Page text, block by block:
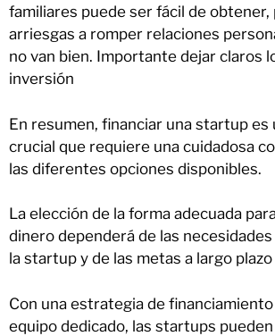
familiares puede ser fácil de obtener,
arriesgas a romper relaciones
no van bien. Importante dejar claros
inversión
En resumen, financiar una startup es
crucial que requiere una cuidadosa
las diferentes opciones disponibles.
La elección de la forma adecuada
dinero dependerá de las
la startup y de las metas a largo
Con una estrategia de
equipo dedicado, las startups